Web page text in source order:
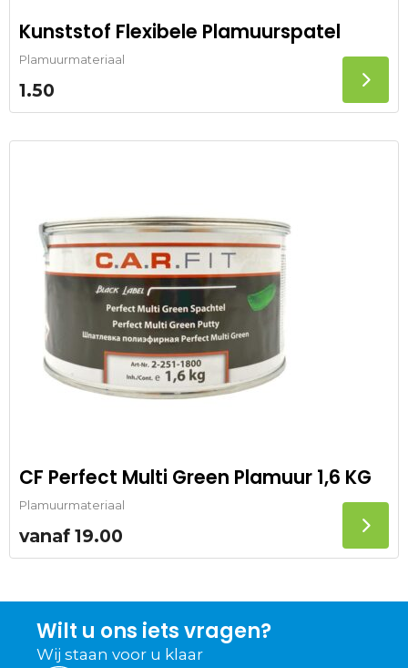
Kunststof Flexibele Plamuurspatel
Plamuurmateriaal
1.50
CF Perfect Multi Green Plamuur 1,6 KG
Plamuurmateriaal
vanaf 19.00
Wilt u ons iets vragen?
Wij staan voor u klaar